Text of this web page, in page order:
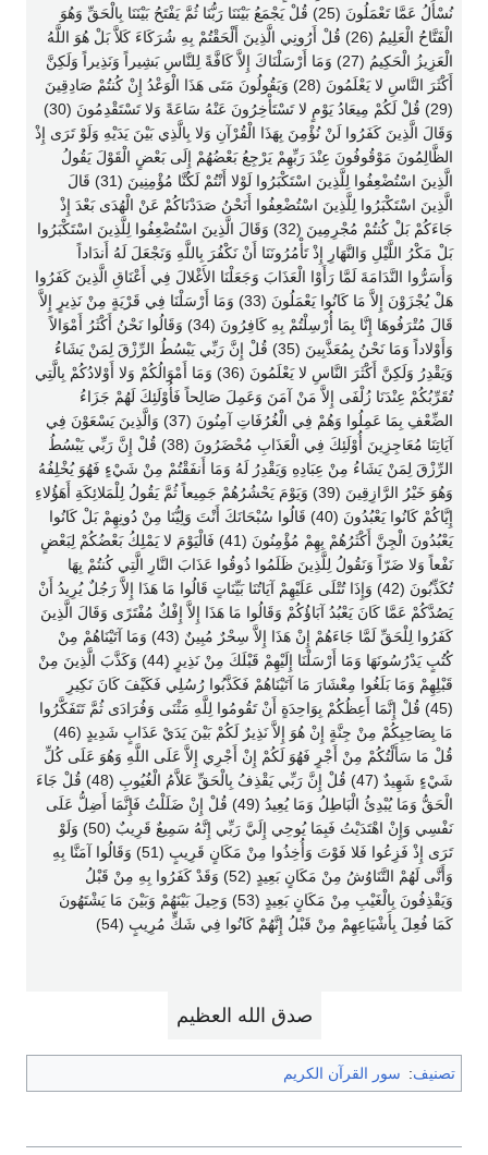
نُسْأَلُ عَمَّا تَعْمَلُونَ (25) قُلْ يَجْمَعُ بَيْنَنَا رَبُّنَا ثُمَّ يَفْتَحُ بَيْنَنَا بِالْحَقِّ وَهُوَ
الْفَتَّاحُ الْعَلِيمُ (26) قُلْ أَرُونِي الَّذِينَ أَلْحَقْتُمْ بِهِ شُرَكَاءَ كَلاَّ بَلْ هُوَ اللَّهُ
الْعَزِيزُ الْحَكِيمُ (27) وَمَا أَرْسَلْنَاكَ إِلاَّ كَافَّةً لِلنَّاسِ بَشِيراً وَنَذِيراً وَلَكِنَّ
أَكْثَرَ النَّاسِ لا يَعْلَمُونَ (28) وَيَقُولُونَ مَتَى هَذَا الْوَعْدُ إِنْ كُنتُمْ صَادِقِينَ
(29) قُلْ لَكُمْ مِيعَادُ يَوْمٍ لا تَسْتَأْخِرُونَ عَنْهُ سَاعَةً وَلا تَسْتَقْدِمُونَ (30)
وَقَالَ الَّذِينَ كَفَرُوا لَنْ نُؤْمِنَ بِهَذَا الْقُرْآنِ وَلا بِالَّذِي بَيْنَ يَدَيْهِ وَلَوْ تَرَى إِذْ
الظَّالِمُونَ مَوْقُوفُونَ عِنْدَ رَبِّهِمْ يَرْجِعُ بَعْضُهُمْ إِلَى بَعْضٍ الْقَوْلَ يَقُولُ
الَّذِينَ اسْتُضْعِفُوا لِلَّذِينَ اسْتَكْبَرُوا لَوْلا أَنْتُمْ لَكُنَّا مُؤْمِنِينَ (31) قَالَ
الَّذِينَ اسْتَكْبَرُوا لِلَّذِينَ اسْتُضْعِفُوا أَنَحْنُ صَدَدْنَاكُمْ عَنْ الْهُدَى بَعْدَ إِذْ
جَاءَكُمْ بَلْ كُنتُمْ مُجْرِمِينَ (32) وَقَالَ الَّذِينَ اسْتُضْعِفُوا لِلَّذِينَ اسْتَكْبَرُوا
بَلْ مَكْرُ اللَّيْلِ وَالنَّهَارِ إِذْ تَأْمُرُونَنَا أَنْ نَكْفُرَ بِاللَّهِ وَنَجْعَلَ لَهُ أَندَاداً
وَأَسَرُّوا النَّدَامَةَ لَمَّا رَأَوْا الْعَذَابَ وَجَعَلْنَا الأَغْلالَ فِي أَعْنَاقِ الَّذِينَ كَفَرُوا
هَلْ يُجْزَوْنَ إِلاَّ مَا كَانُوا يَعْمَلُونَ (33) وَمَا أَرْسَلْنَا فِي قَرْيَةٍ مِنْ نَذِيرٍ إِلاَّ
قَالَ مُتْرَفُوهَا إِنَّا بِمَا أُرْسِلْتُمْ بِهِ كَافِرُونَ (34) وَقَالُوا نَحْنُ أَكْثَرُ أَمْوَالاً
وَأَوْلاداً وَمَا نَحْنُ بِمُعَذَّبِينَ (35) قُلْ إِنَّ رَبِّي يَبْسُطُ الرِّزْقَ لِمَنْ يَشَاءُ
وَيَقْدِرُ وَلَكِنَّ أَكْثَرَ النَّاسِ لا يَعْلَمُونَ (36) وَمَا أَمْوَالُكُمْ وَلا أَوْلادُكُمْ بِالَّتِي
تُقَرِّبُكُمْ عِنْدَنَا زُلْفَى إِلاَّ مَنْ آمَنَ وَعَمِلَ صَالِحاً فَأُوْلَئِكَ لَهُمْ جَزَاءُ
الضِّعْفِ بِمَا عَمِلُوا وَهُمْ فِي الْغُرُفَاتِ آمِنُونَ (37) وَالَّذِينَ يَسْعَوْنَ فِي
آيَاتِنَا مُعَاجِزِينَ أُوْلَئِكَ فِي الْعَذَابِ مُحْضَرُونَ (38) قُلْ إِنَّ رَبِّي يَبْسُطُ
الرِّزْقَ لِمَنْ يَشَاءُ مِنْ عِبَادِهِ وَيَقْدِرُ لَهُ وَمَا أَنفَقْتُمْ مِنْ شَيْءٍ فَهُوَ يُخْلِفُهُ
وَهُوَ خَيْرُ الرَّازِقِينَ (39) وَيَوْمَ يَحْشُرُهُمْ جَمِيعاً ثُمَّ يَقُولُ لِلْمَلائِكَةِ أَهَؤُلاءِ
إِيَّاكُمْ كَانُوا يَعْبُدُونَ (40) قَالُوا سُبْحَانَكَ أَنْتَ وَلِيُّنَا مِنْ دُونِهِمْ بَلْ كَانُوا
يَعْبُدُونَ الْجِنَّ أَكْثَرُهُمْ بِهِمْ مُؤْمِنُونَ (41) فَالْيَوْمَ لا يَمْلِكُ بَعْضُكُمْ لِبَعْضٍ
نَفْعاً وَلا ضَرّاً وَنَقُولُ لِلَّذِينَ ظَلَمُوا ذُوقُوا عَذَابَ النَّارِ الَّتِي كُنتُمْ بِهَا
تُكَذِّبُونَ (42) وَإِذَا تُتْلَى عَلَيْهِمْ آيَاتُنَا بَيِّنَاتٍ قَالُوا مَا هَذَا إِلاَّ رَجُلٌ يُرِيدُ أَنْ
يَصُدَّكُمْ عَمَّا كَانَ يَعْبُدُ آبَاؤُكُمْ وَقَالُوا مَا هَذَا إِلاَّ إِفْكٌ مُفْتَرًى وَقَالَ الَّذِينَ
كَفَرُوا لِلْحَقِّ لَمَّا جَاءَهُمْ إِنْ هَذَا إِلاَّ سِحْرٌ مُبِينٌ (43) وَمَا آتَيْنَاهُمْ مِنْ
كُتُبٍ يَدْرُسُونَهَا وَمَا أَرْسَلْنَا إِلَيْهِمْ قَبْلَكَ مِنْ نَذِيرٍ (44) وَكَذَّبَ الَّذِينَ مِنْ
قَبْلِهِمْ وَمَا بَلَغُوا مِعْشَارَ مَا آتَيْنَاهُمْ فَكَذَّبُوا رُسُلِي فَكَيْفَ كَانَ نَكِيرِ
(45) قُلْ إِنَّمَا أَعِظُكُمْ بِوَاحِدَةٍ أَنْ تَقُومُوا لِلَّهِ مَثْنَى وَفُرَادَى ثُمَّ تَتَفَكَّرُوا
مَا بِصَاحِبِكُمْ مِنْ جِنَّةٍ إِنْ هُوَ إِلاَّ نَذِيرٌ لَكُمْ بَيْنَ يَدَيْ عَذَابٍ شَدِيدٍ (46)
قُلْ مَا سَأَلْتُكُمْ مِنْ أَجْرٍ فَهُوَ لَكُمْ إِنْ أَجْرِي إِلاَّ عَلَى اللَّهِ وَهُوَ عَلَى كُلِّ
شَيْءٍ شَهِيدٌ (47) قُلْ إِنَّ رَبِّي يَقْذِفُ بِالْحَقِّ عَلاَّمُ الْغُيُوبِ (48) قُلْ جَاءَ
الْحَقُّ وَمَا يُبْدِئُ الْبَاطِلُ وَمَا يُعِيدُ (49) قُلْ إِنْ ضَلَلْتُ فَإِنَّمَا أَضِلُّ عَلَى
نَفْسِي وَإِنْ اهْتَدَيْتُ فَبِمَا يُوحِي إِلَيَّ رَبِّي إِنَّهُ سَمِيعٌ قَرِيبٌ (50) وَلَوْ
تَرَى إِذْ فَزِعُوا فَلا فَوْتَ وَأُخِذُوا مِنْ مَكَانٍ قَرِيبٍ (51) وَقَالُوا آمَنَّا بِهِ
وَأَنَّى لَهُمْ التَّنَاوُشُ مِنْ مَكَانٍ بَعِيدٍ (52) وَقَدْ كَفَرُوا بِهِ مِنْ قَبْلُ
وَيَقْذِفُونَ بِالْغَيْبِ مِنْ مَكَانٍ بَعِيدٍ (53) وَحِيلَ بَيْنَهُمْ وَبَيْنَ مَا يَشْتَهُونَ
كَمَا فُعِلَ بِأَشْيَاعِهِمْ مِنْ قَبْلُ إِنَّهُمْ كَانُوا فِي شَكٍّ مُرِيبٍ (54)
صدق الله العظيم
تصنيف: سور القرآن الكريم